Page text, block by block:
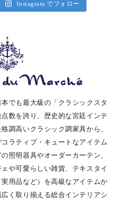
Instagram でフォロー
でも最大級の「クラシックスタ
数を誇り、歴史的な宮廷インテ
調高いクラシック調家具から、
ラティブ・キュートなアイテム
照明器具やオーダーカーテン、
や可愛らしい雑貨、テキスタイ
用品など）を高級なアイテムか
く取り揃える総合インテリアシ